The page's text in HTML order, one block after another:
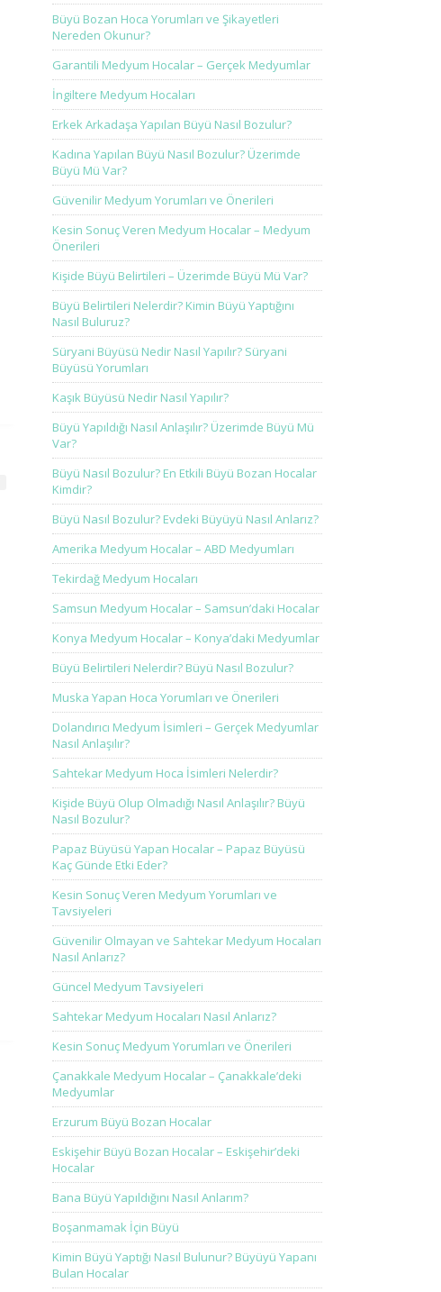
Büyü Bozan Hoca Yorumları ve Şikayetleri
Nereden Okunur?
Garantili Medyum Hocalar – Gerçek Medyumlar
İngiltere Medyum Hocaları
Erkek Arkadaşa Yapılan Büyü Nasıl Bozulur?
Kadına Yapılan Büyü Nasıl Bozulur? Üzerimde
Büyü Mü Var?
Güvenilir Medyum Yorumları ve Önerileri
Kesin Sonuç Veren Medyum Hocalar – Medyum
Önerileri
Kişide Büyü Belirtileri – Üzerimde Büyü Mü Var?
Büyü Belirtileri Nelerdir? Kimin Büyü Yaptığını
Nasıl Buluruz?
Süryani Büyüsü Nedir Nasıl Yapılır? Süryani
Büyüsü Yorumları
Kaşık Büyüsü Nedir Nasıl Yapılır?
Büyü Yapıldığı Nasıl Anlaşılır? Üzerimde Büyü Mü
Var?
Büyü Nasıl Bozulur? En Etkili Büyü Bozan Hocalar
Kimdir?
Büyü Nasıl Bozulur? Evdeki Büyüyü Nasıl Anlarız?
Amerika Medyum Hocalar – ABD Medyumları
Tekirdağ Medyum Hocaları
Samsun Medyum Hocalar – Samsun’daki Hocalar
Konya Medyum Hocalar – Konya’daki Medyumlar
Büyü Belirtileri Nelerdir? Büyü Nasıl Bozulur?
Muska Yapan Hoca Yorumları ve Önerileri
Dolandırıcı Medyum İsimleri – Gerçek Medyumlar
Nasıl Anlaşılır?
Sahtekar Medyum Hoca İsimleri Nelerdir?
Kişide Büyü Olup Olmadığı Nasıl Anlaşılır? Büyü
Nasıl Bozulur?
Papaz Büyüsü Yapan Hocalar – Papaz Büyüsü
Kaç Günde Etki Eder?
Kesin Sonuç Veren Medyum Yorumları ve
Tavsiyeleri
Güvenilir Olmayan ve Sahtekar Medyum Hocaları
Nasıl Anlarız?
Güncel Medyum Tavsiyeleri
Sahtekar Medyum Hocaları Nasıl Anlarız?
Kesin Sonuç Medyum Yorumları ve Önerileri
Çanakkale Medyum Hocalar – Çanakkale’deki
Medyumlar
Erzurum Büyü Bozan Hocalar
Eskişehir Büyü Bozan Hocalar – Eskişehir’deki
Hocalar
Bana Büyü Yapıldığını Nasıl Anlarım?
Boşanmamak İçin Büyü
Kimin Büyü Yaptığı Nasıl Bulunur? Büyüyü Yapanı
Bulan Hocalar